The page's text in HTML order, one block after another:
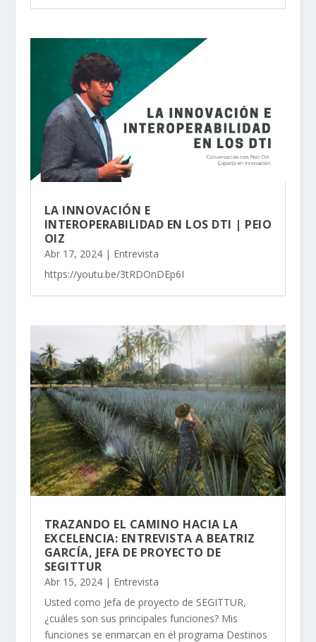
LA INNOVACIÓN E
INTEROPERABILIDAD EN LOS DTI | PEIO
OIZ
Abr 17, 2024| Entrevista
https://youtu.be/3tRDOnDEp6I
TRAZANDO EL CAMINO HACIA LA
EXCELENCIA: ENTREVISTA A BEATRIZ
GARCÍA, JEFA DE PROYECTO DE
SEGITTUR
Abr 15, 2024| Entrevista
Usted como Jefa de proyecto de SEGITTUR,
¿cuáles son sus principales funciones? Mis
funciones se enmarcan en el programa Destinos